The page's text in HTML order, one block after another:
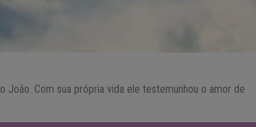
Com sua própria vida ele testemunhou o amor de